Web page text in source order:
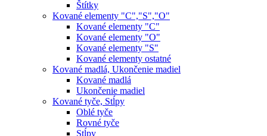
Štítky
Kované elementy "C","S","O"
Kované elementy "C"
Kované elementy "O"
Kované elementy "S"
Kované elementy ostatné
Kované madlá, Ukončenie madiel
Kované madlá
Ukončenie madiel
Kované tyče, Stĺpy
Oblé tyče
Rovné tyče
Stĺpy